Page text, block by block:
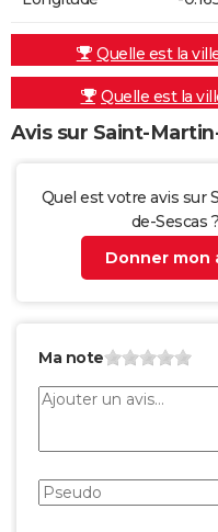
Quelle est la
Quelle est la
Avis sur Saint-
Quel est votre avis sur
de-Sescas ?
Donner mon
Ma note